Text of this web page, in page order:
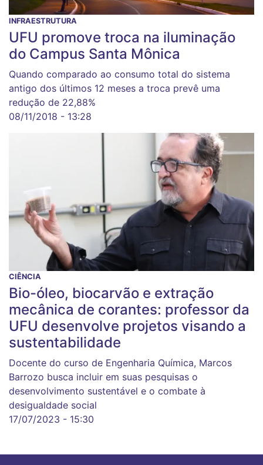
INFRAESTRUTURA
UFU promove troca na iluminação
do Campus Santa Mônica
Quando comparado ao consumo total do sistema
antigo dos últimos 12 meses a troca prevê uma
redução de 22,88%
08/11/2018 - 13:28
CIÊNCIA
Bio-óleo, biocarvão e extração
mecânica de corantes: professor da
UFU desenvolve projetos visando a
sustentabilidade
Docente do curso de Engenharia Química, Marcos
Barrozo busca incluir em suas pesquisas o
desenvolvimento sustentável e o combate à
desigualdade social
17/07/2023 - 15:30